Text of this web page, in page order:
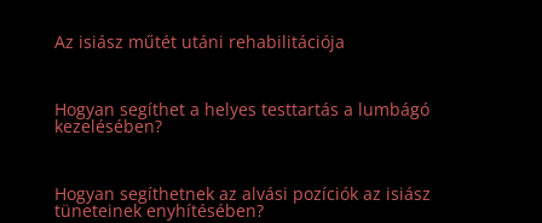
Az isiász műtét utáni rehabilitációja
Hogyan segíthet a helyes testtartás a lumbágó
kezelésében?
Hogyan segíthetnek az alvási pozíciók az isiász
tüneteinek enyhítésében?